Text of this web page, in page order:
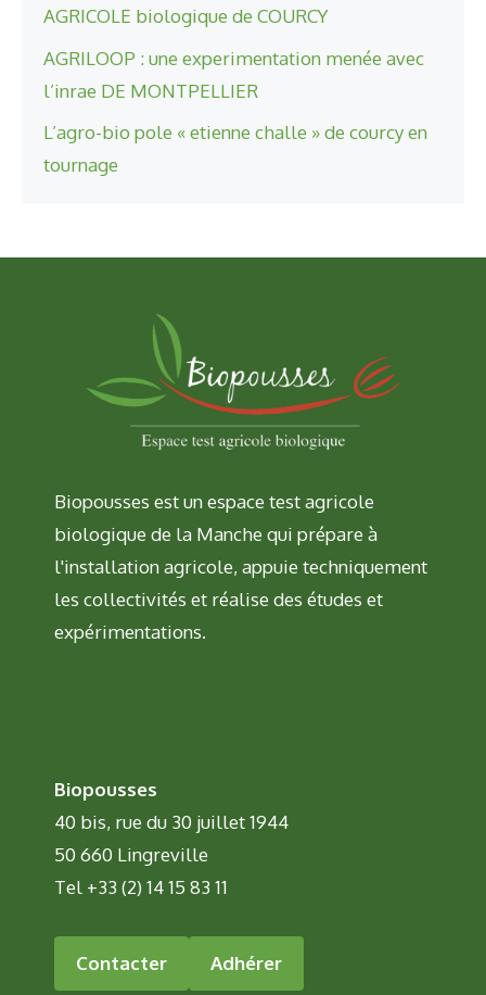
AGRICOLE biologique de COURCY
AGRILOOP : une experimentation menée avec
l’inrae DE MONTPELLIER
L’agro-bio pole « etienne challe » de courcy en
tournage
Biopousses est un espace test agricole
biologique de la Manche qui prépare à
l'installation agricole, appuie techniquement
les collectivités et réalise des études et
expérimentations.
Biopousses
40 bis, rue du 30 juillet 1944
50 660 Lingreville
Tel +33 (2) 14 15 83 11
Contacter Adhérer